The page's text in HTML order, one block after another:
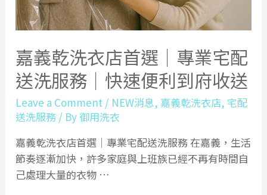
嘉義乾洗衣店首選｜專業宅配
送洗服務｜快速便利到府收送
Leave a Comment / NEW消息, 嘉義乾洗衣店, 宅配
送洗服務 / By御用洗衣
嘉義乾洗衣店首選｜專業宅配送洗服務 在嘉義，生活
節奏逐漸加快，許多家庭與上班族已經不再有時間自
己處理大量的衣物 …